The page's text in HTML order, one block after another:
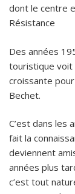
dont le centre
Résistance
Des années
touristique voit
croissante
Bechet.
C’est dans les
fait la
deviennent
années plus
c’est tout